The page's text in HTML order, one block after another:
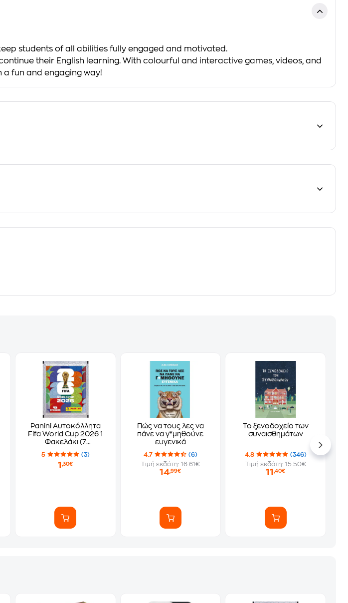
students of all abilities fully engaged and motivated.
their English learning. With colourful and interactive games, videos, and
fun and engaging way!
Panini Αυτοκόλλητα
Fifa World Cup 2026 1
Φακελάκι (7
Αυτοκόλλητα)
5 (3)
1,30€
Πώς να τους λες να
πάνε να γ*μηθούνε
ευγενικά
4.7
(6)
Τιμή εκδότη: 16.61€
14,99€
Το ξενοδοχείο των
συναισθημάτων
4.8
(346)
Τιμή εκδότη: 15.50€
11,40€